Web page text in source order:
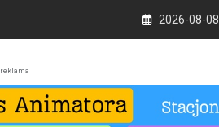
2026-08-08
reklama